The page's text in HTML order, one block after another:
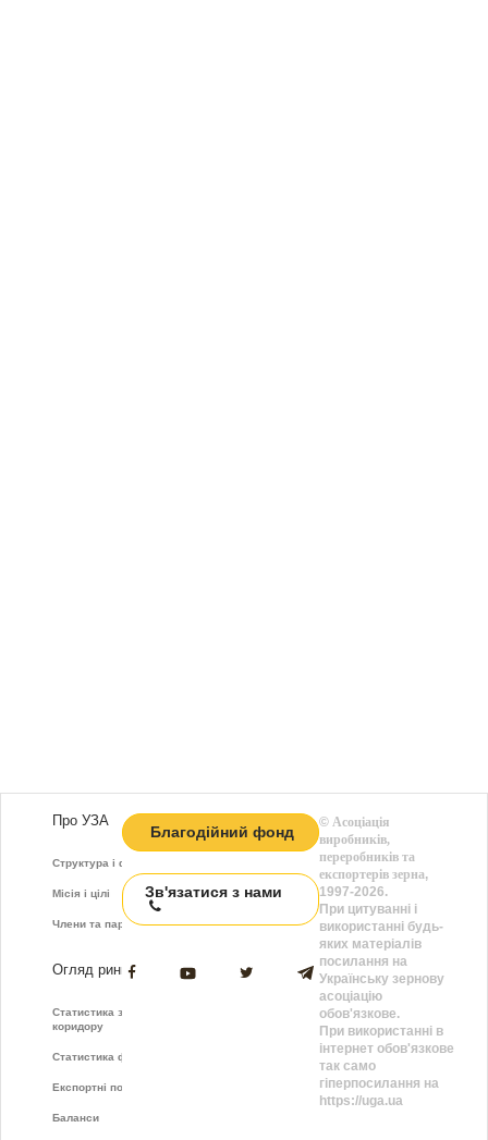
Про УЗА
Структура і функції
Місія і цілі
Члени та партнери
Огляд ринку
Статистика зернового
коридору
Статистика фрахту
Експортні показники
Баланси
Благодійний фонд
Зв'язатися з нами
©Асоціація
виробників,
переробників та
експортерів зерна,
1997-2026.
При цитуванні і
використанні будь-
яких матеріалів
посилання на
Українську зернову
асоціацію
обов'язкове.
При використанні в
інтернет обов'язкове
так само
гіперпосилання на
https://uga.ua